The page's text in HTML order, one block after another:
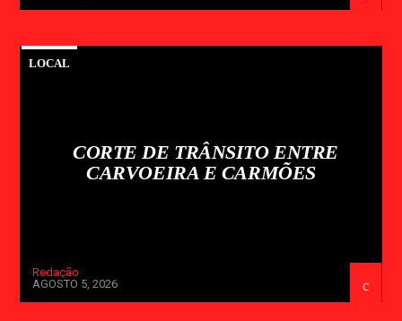
LOCAL
CORTE DE TRÂNSITO ENTRE
CARVOEIRA E CARMÕES
Redação
AGOSTO 5, 2026